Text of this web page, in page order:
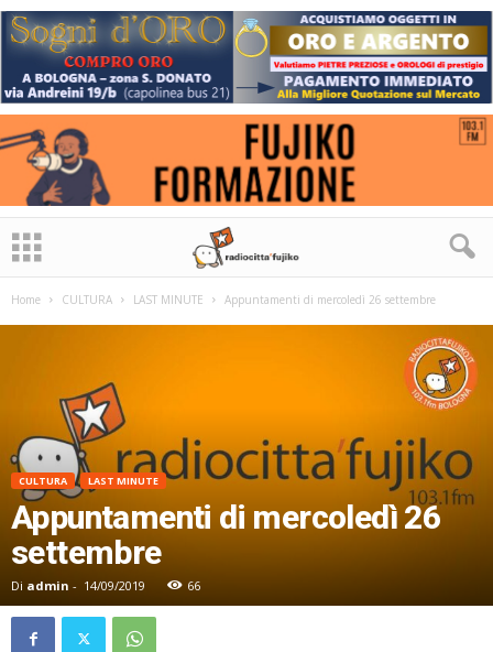
Home CULTURA LAST MINUTE Appuntamenti di mercoledì 26 settembre
CULTURA LAST MINUTE
Appuntamenti di mercoledì 26
settembre
Di admin - 14/09/2019 66